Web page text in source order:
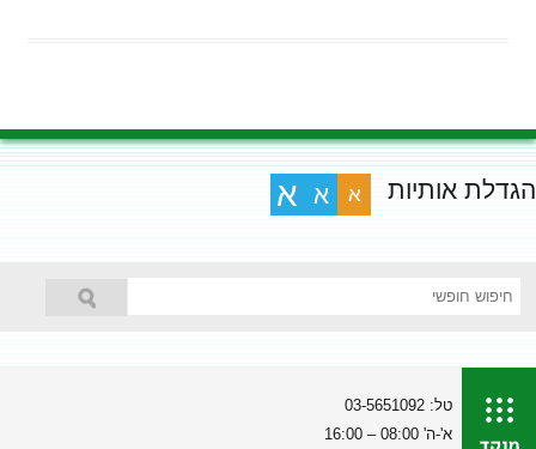
הגדלת אותיות א א א
טל: 03-5651092
א'-ה' 08:00 – 16:00